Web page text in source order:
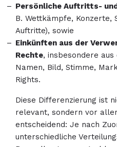
Persönliche Auftritts-
B. Wettkämpfe, Konzerte,
Auftritte), sowie
Einkünften aus der
Rechte, insbesondere
Namen, Bild, Stimme,
Rights.
Diese Differenzierung ist
relevant, sondern vor
entscheidend: Je nach
unterschiedliche